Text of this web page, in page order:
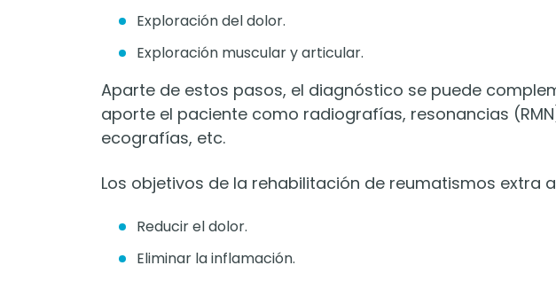
Exploración del dolor.
Exploración muscular y articular.
Aparte de estos pasos, el diagnóstico se puede
aporte el paciente como radiografías, resonancias
ecografías, etc.
Los objetivos de la rehabilitación de reumatismos extra
Reducir el dolor.
Eliminar la inflamación.